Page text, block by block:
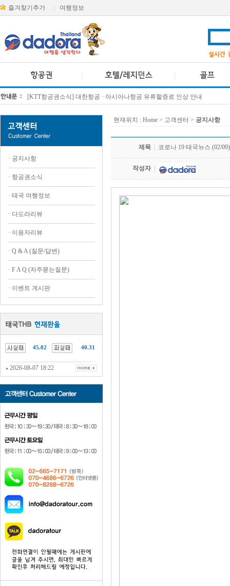
즐겨찾기추가 여행정보
[KTT항공권소식] 대한항공 · 아시아나항공 유류할증료 인상 안내
· 공지사항
· 항공권소식
· 태국 여행정보
· 다도라리뷰
· 이용자리뷰
· Q & A (질문/답변)
· F A Q (자주묻는질문)
· 이벤트 게시판
45.02 40.31
2026-08-07 18:22
현재위치 : Home > 고객센터 > 공지사항
제목 코로나 19 태국뉴스 (02/09)
작성자